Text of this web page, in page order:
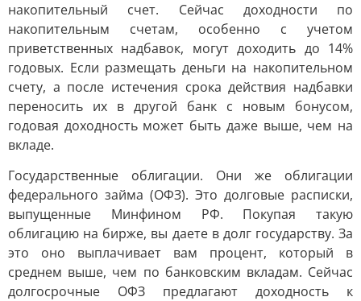
накопительный счет. Сейчас доходности по
накопительным счетам, особенно с учетом
приветственных надбавок, могут доходить до 14%
годовых. Если размещать деньги на накопительном
счету, а после истечения срока действия надбавки
переносить их в другой банк с новым бонусом,
годовая доходность может быть даже выше, чем на
вкладе.
Государственные облигации. Они же облигации
федерального займа (ОФЗ). Это долговые расписки,
выпущенные Минфином РФ. Покупая такую
облигацию на бирже, вы даете в долг государству. За
это оно выплачивает вам процент, который в
среднем выше, чем по банковским вкладам. Сейчас
долгосрочные ОФЗ предлагают доходность к